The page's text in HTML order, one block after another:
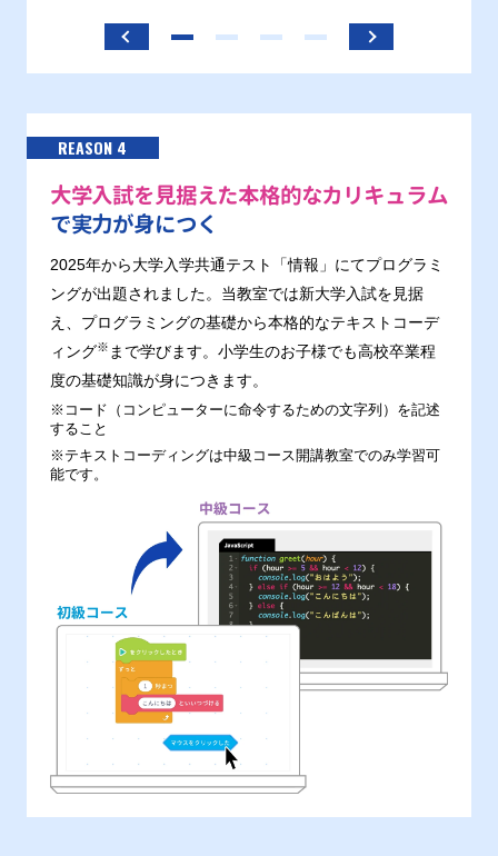
REASON 4
大学入試を見据えた本格的なカリキュラム
で実力が身につく
2025年から大学入学共通テスト「情報」にてプログラミ
ングが出題されました。当教室では新大学入試を見据
え、プログラミングの基礎から本格的なテキストコーデ
ィング※ まで学びます。小学生のお子様でも高校卒業程
度の基礎知識が身につきます。
※コード（コンピューターに命令するための文字列）を記述
すること
※テキストコーディングは中級コース開講教室でのみ学習可
能です。